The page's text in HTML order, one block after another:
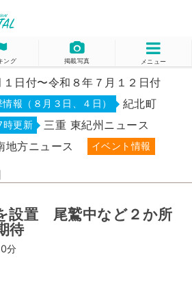
ング 掲載写真 メニュー
日付〜令和８年７月１２日付
報（８月３日、４日） 紀北町
時更新 三重 東紀州ニュース
地方ニュース イベント情報
設置 尾鷲中など２か所
待
分